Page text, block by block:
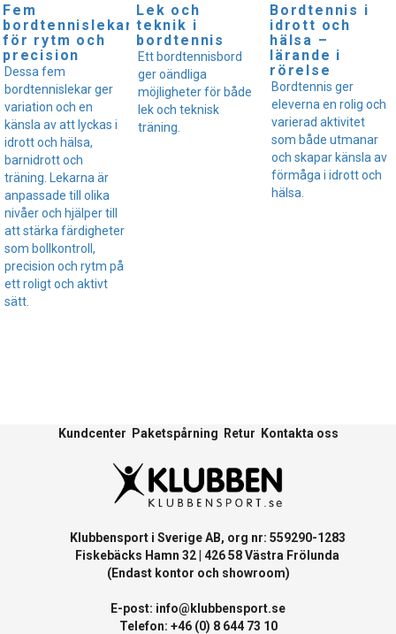
Fem
bordtennislekar
för rytm och
precision
Dessa fem
bordtennislekar ger
variation och en
känsla av att lyckas i
idrott och hälsa,
barnidrott och
träning. Lekarna är
anpassade till olika
nivåer och hjälper till
att stärka färdigheter
som bollkontroll,
precision och rytm på
ett roligt och aktivt
sätt.
Lek och
teknik i
bordtennis
Ett bordtennisbord
ger oändliga
möjligheter för både
lek och teknisk
träning.
Bordtennis i
idrott och
hälsa –
lärande i
rörelse
Bordtennis ger
eleverna en rolig och
varierad aktivitet
som både utmanar
och skapar känsla av
förmåga i idrott och
hälsa.
Kundcenter Paketspårning Retur Kontakta oss
Klubbensport i Sverige AB, org nr: 559290-1283
Fiskebäcks Hamn 32 | 426 58 Västra Frölunda
(Endast kontor och showroom)
E-post: info@klubbensport.se
Telefon: +46 (0) 8 644 73 10